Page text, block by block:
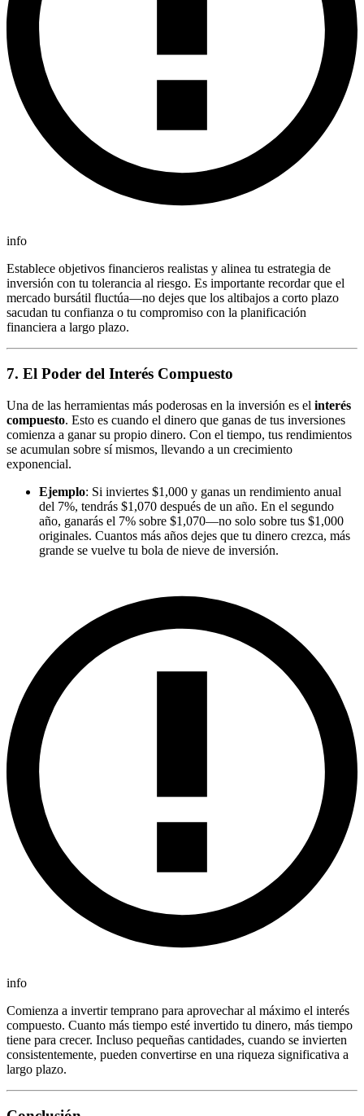
info
Establece objetivos financieros realistas y alinea tu estrategia de
inversión con tu tolerancia al riesgo. Es importante recordar que el
mercado bursátil fluctúa—no dejes que los altibajos a corto plazo
sacudan tu confianza o tu compromiso con la planificación
financiera a largo plazo.
7. El Poder del Interés Compuesto
Una de las herramientas más poderosas en la inversión es el interés
compuesto. Esto es cuando el dinero que ganas de tus inversiones
comienza a ganar su propio dinero. Con el tiempo, tus rendimientos
se acumulan sobre sí mismos, llevando a un crecimiento
exponencial.
Ejemplo: Si inviertes $1,000 y ganas un rendimiento anual
del 7%, tendrás $1,070 después de un año. En el segundo
año, ganarás el 7% sobre $1,070—no solo sobre tus $1,000
originales. Cuantos más años dejes que tu dinero crezca, más
grande se vuelve tu bola de nieve de inversión.
info
Comienza a invertir temprano para aprovechar al máximo el interés
compuesto. Cuanto más tiempo esté invertido tu dinero, más tiempo
tiene para crecer. Incluso pequeñas cantidades, cuando se invierten
consistentemente, pueden convertirse en una riqueza significativa a
largo plazo.